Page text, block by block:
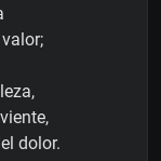
dolor.